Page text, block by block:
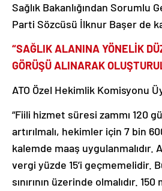
Sağlık Bakanlığından Sorumlu
Parti Sözcüsü İlknur Başer de
“SAĞLIK ALANINA YÖNELİK
GÖRÜŞÜ ALINARAK
ATO Özel Hekimlik Komisyonu
“Fiili hizmet süresi zammı 120
artırılmalı, hekimler için 7 bin
kalemde maaş uygulanmalıdır.
vergi yüzde 15’i geçmemelidir.
sınırının üzerinde olmalıdır.